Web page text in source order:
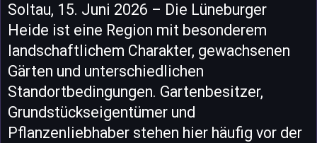
Soltau, 15. Juni 2026 – Die Lüneburger
Heide ist eine Region mit besonderem
landschaftlichem Charakter, gewachsenen
Gärten und unterschiedlichen
Standortbedingungen. Gartenbesitzer,
Grundstückseigentümer und
Pflanzenliebhaber stehen hier häufig vor der